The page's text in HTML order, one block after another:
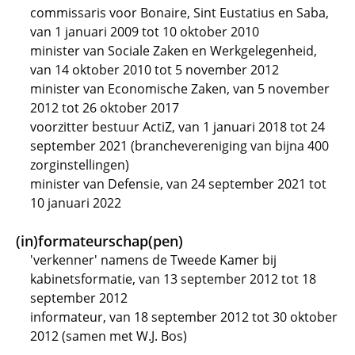
commissaris voor Bonaire, Sint Eustatius en Saba,
van 1 januari 2009 tot 10 oktober 2010
minister van Sociale Zaken en Werkgelegenheid,
van 14 oktober 2010 tot 5 november 2012
minister van Economische Zaken, van 5 november
2012 tot 26 oktober 2017
voorzitter bestuur ActiZ, van 1 januari 2018 tot 24
september 2021 (branchevereniging van bijna 400
zorginstellingen)
minister van Defensie, van 24 september 2021 tot
10 januari 2022
(in)formateurschap(pen)
'verkenner' namens de Tweede Kamer bij
kabinetsformatie, van 13 september 2012 tot 18
september 2012
informateur, van 18 september 2012 tot 30 oktober
2012 (samen met W.J. Bos)